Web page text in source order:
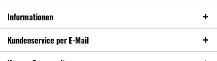
Informationen
Kundenservice per E-Mail